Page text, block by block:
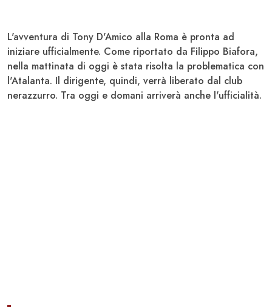
L'avventura di Tony D'Amico alla Roma è pronta ad
iniziare ufficialmente. Come riportato da Filippo Biafora,
nella mattinata di oggi è stata risolta la problematica con
l'Atalanta. Il dirigente, quindi, verrà liberato dal club
nerazzurro. Tra oggi e domani arriverà anche l'ufficialità.